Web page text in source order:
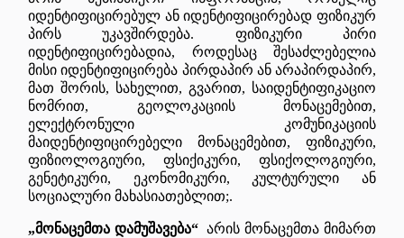
იდენტიფიცირებულ ან იდენტიფიცირებად ფიზიკურ
პირს უკავშირდება. ფიზიკური პირი
იდენტიფიცირებადია, როდესაც შესაძლებელია
მისი იდენტიფიცირება პირდაპირ ან არაპირდაპირ,
მათ შორის, სახელით, გვარით, საიდენტიფიკაციო
ნომრით, გეოლოკაციის მონაცემებით,
ელექტრონული კომუნიკაციის
მაიდენტიფიცირებელი მონაცემებით, ფიზიკური,
ფიზიოლოგიური, ფსიქიკური, ფსიქოლოგიური,
გენეტიკური, ეკონომიკური, კულტურული ან
სოციალური მახასიათებლით;.
„მონაცემთა დამუშავება“არის მონაცემთა მიმართ